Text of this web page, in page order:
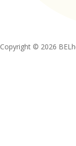
Copyright © 2026